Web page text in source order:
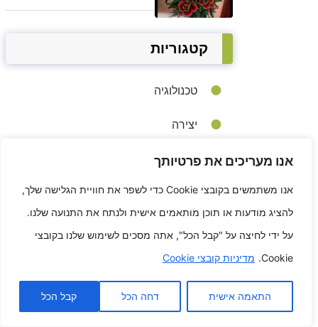
אנו מעריכים את פרטיותך
אנו משתמשים בקובצי Cookie כדי לשפר את חוויית הגלישה שלך,
להציג מודעות או תוכן מותאמים אישית ולנתח את התנועה שלנו.
על ידי לחיצה על "קבל הכל", אתה מסכים לשימוש שלנו בקובצי
Cookie. מדיניות קובצי Cookie
התאמה אישית דחה הכל קבל הכל
קטגוריות
טכנולוגיה
יצירה
סטיילינג
סקיצה
רעיונות לקעקועים
תוכן אקראי